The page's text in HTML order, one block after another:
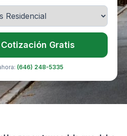
Gratis
(646) 248-5335